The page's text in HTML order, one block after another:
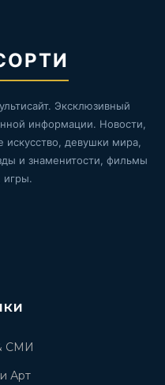
Эксклюзивный
информации. Новости,
девушки мира,
и знаменитости, фильмы
игры.
СМИ
Арт